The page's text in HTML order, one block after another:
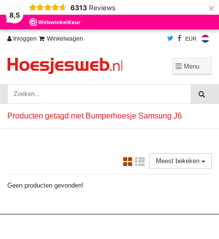
8,5
6313 Reviews ×
Inloggen Winkelwagen EUR
Producten getagd met Bumperhoesje Samsung J6
Meest bekeken
Geen producten gevonden!
Wij slaan cookies op om onze website te verbeteren. Is dat akkoord?
Ja
Nee